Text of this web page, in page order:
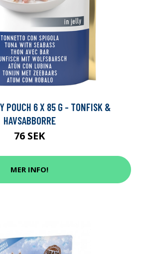
POUCH 6 X 85 G - TONFISK &
HAVSABBORRE
76 SEK
MER INFO!